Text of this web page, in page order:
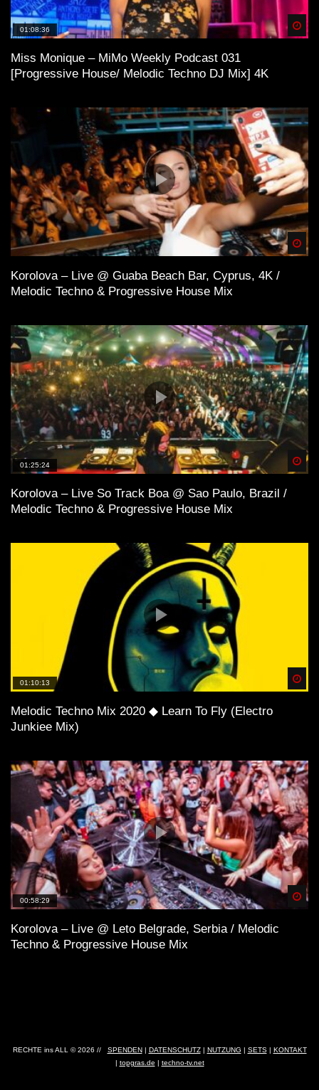
01:08:36
Miss Monique – MiMo Weekly Podcast 031
[Progressive House/ Melodic Techno DJ Mix] 4K
Korolova – Live @ Guaba Beach Bar, Cyprus, 4K /
Melodic Techno & Progressive House Mix
01:25:24
Korolova – Live So Track Boa @ Sao Paulo, Brazil /
Melodic Techno & Progressive House Mix
01:10:13
Melodic Techno Mix 2020 ◆ Learn To Fly (Electro
Junkiee Mix)
00:58:29
Korolova – Live @ Leto Belgrade, Serbia / Melodic
Techno & Progressive House Mix
RECHTE ins ALL © 2026 // SPENDEN| DATENSCHUTZ| NUTZUNG | SETS| KONTAKT
| topgras.de | techno-tv.net